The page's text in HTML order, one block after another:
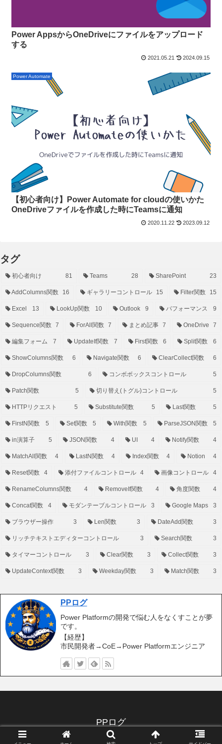
Power AppsからOneDriveにファイルをアップロード
する
2021.05.21 2024.09.15
Power Automate
【初心者向け】Power Automate for cloudの使いかた
OneDriveファイルを作成した時にTeamsに通知
2020.11.22 2023.09.12
タグ
初心者向け 81 Teams 28 SharePoint 23
AddColumns関数 16 ギャラリーコントロール 15 Filter関数 15
Excel 13 LookUp関数 10 Outlook 9 パフォーマンス 9
Sequence関数 7 ForAll関数 7 まとめ記事 7 OneDrive 7
編集フォーム 7 UpdateIf関数 7 First関数 6 Split関数 6
ShowColumns関数 6 Navigate関数 6 ClearCollect関数 6
DropColumns関数 6 コンボボックスコントロール 5
Patch関数 5 切り替え(トグル)コントロール 5
HTTPリクエスト 5 Substitute関数 5 Last関数 5
FirstN関数 5 Set関数 5 With関数 5 ParseJSON関数 5
in演算子 5 JSON関数 4 UI 4 Notify関数 4
MatchAll関数 4 LastN関数 4 Index関数 4 Notion 4
Reset関数 4 添付ファイルコントロール 4 画像コントロール 4
RenameColumns関数 4 RemoveIf関数 4 角度関数 4
Concat関数 4 モダンテーブルコントロール 3 Google Maps 3
ブラウザー操作 3 Len関数 3 DateAdd関数 3
リッチテキストエディターコントロール 3 Search関数 3
タイマーコントロール 3 Clear関数 3 Collect関数 3
UpdateContext関数 3 Weekday関数 3 Match関数 3
PPログ
Power Platformの開発で悩む人をなくすことが夢
です。
【経歴】
市民開発者→CoE→Power Platformエンジニア
PPログ
© 2020 PPログ.